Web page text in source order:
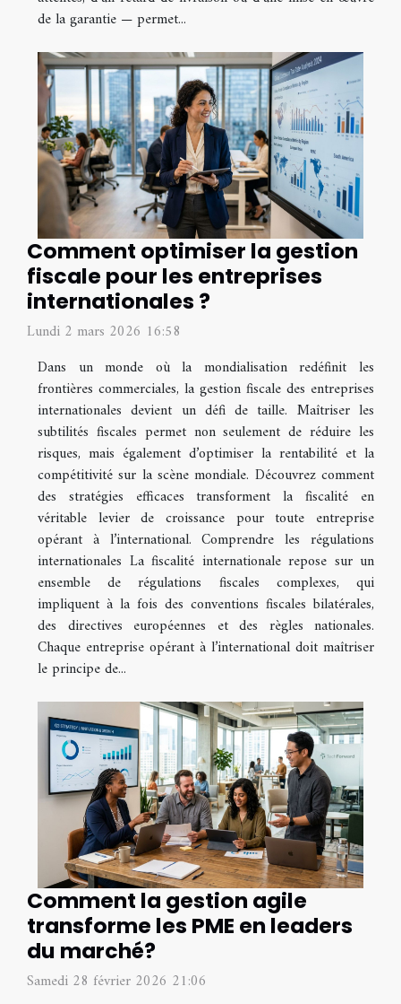
de la garantie — permet...
Comment optimiser la gestion
fiscale pour les entreprises
internationales ?
Lundi 2 mars 2026 16:58
Dans un monde où la mondialisation redéfinit les
frontières commerciales, la gestion fiscale des entreprises
internationales devient un défi de taille. Maîtriser les
subtilités fiscales permet non seulement de réduire les
risques, mais également d’optimiser la rentabilité et la
compétitivité sur la scène mondiale. Découvrez comment
des stratégies efficaces transforment la fiscalité en
véritable levier de croissance pour toute entreprise
opérant à l’international. Comprendre les régulations
internationales La fiscalité internationale repose sur un
ensemble de régulations fiscales complexes, qui
impliquent à la fois des conventions fiscales bilatérales,
des directives européennes et des règles nationales.
Chaque entreprise opérant à l’international doit maîtriser
le principe de...
Comment la gestion agile
transforme les PME en leaders
du marché?
Samedi 28 février 2026 21:06